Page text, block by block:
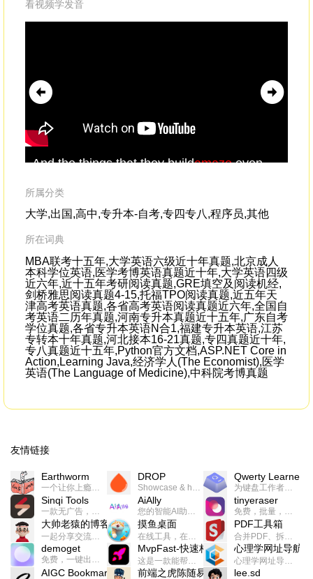
看视频学发音
And the things that they buildamazeeven
所属分类
大学,出国,高中,专升本-自考,专四专八,程序员,其他
所在词典
MBA联考十五年,大学英语六级近十年真题,北京成人
本科学位英语,医学考博英语真题近十年,大学英语四级
近六年,近十五年考研阅读真题,GRE填空及阅读机经,
剑桥雅思阅读真题4-15,托福TPO阅读真题,近五年天
津高考英语真题,各省高考英语阅读真题近六年,全国自
考英语二历年真题,河南专升本真题近十五年,广东自考
学位真题,各省专升本英语N合1,福建专升本英语,江苏
专转本十年真题,河北接本16-21真题,专四真题近十年,
专八真题近十五年,Python官方文档,ASP.NET Core in
Action,Learning Java,经济学人(The Economist),医学
英语(The Language of Medicine),中科院考博真题
友情链接
Earthworm DROP Qwerty Learner
为键盘工作者设计的单词与肌肉记忆锻炼软件
Sinqi Tools AiAlly tinyeraser
大帅老猿的博客 摸鱼桌面 PDF工具箱
合并PDF、拆分PDF、旋转PDF、裁剪PDF、转换PDF、加密PDF、解密PDF、PDF加水印等多种PDF处理功能
demoget MvpFast-快速构建网站应用
这是一款能帮助你快速构建个人网站的应用，使用最新的前端技术栈，集成登录、鉴权、手机、邮箱、数据库、博客、文章、支付等等网站所需要的功能，你只需要花几个小时开发你的核心功能就可以上线，一次购买，永久拥有
心理学网址导航
AIGC Bookmarks 前端之虎陈随易 lee.sd